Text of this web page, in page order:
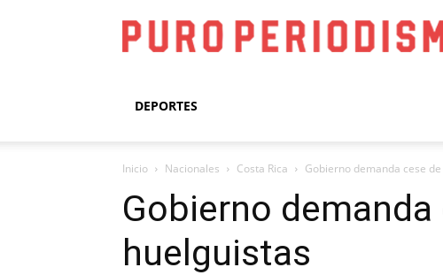
DEPORTES
Inicio Nacionales Costa Rica Gobierno demanda cese
Gobierno
huelguistas